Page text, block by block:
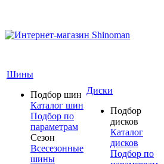
Шины
Подбор шин
Каталог шин
Подбор по
параметрам
Сезон
Всесезонные
шины
Диски
Подбор
дисков
Каталог
дисков
Подбор по